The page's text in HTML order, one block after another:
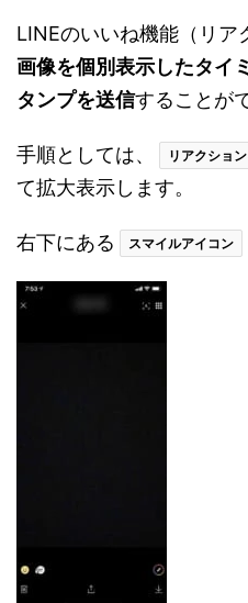
LINEのいいね機能（リア
画像を個別表示したタイ
タンプを送信することが
手順としては、 リアクショ
て拡大表示します。
右下にある スマイルアイコン